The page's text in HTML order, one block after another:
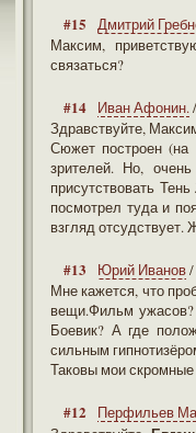
#15
Дмитрий
Максим,
связаться?
#14 Иван Афонин.
Здравствуйте,
Сюжет построен (на
зрителей. Но,
присутствовать
посмотрел туда и
взгляд
#13 Юрий Иванов/
Мне кажется, что
вещи.Фильм
Боевик? А где
сильным
Таковы мои
#12
Перфильев